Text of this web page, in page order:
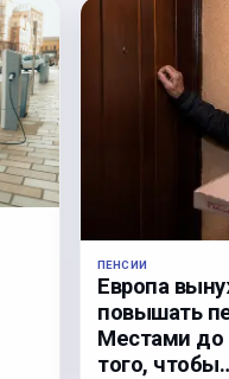
ПЕНСИИ
Европа
повышать
Местами до
того,